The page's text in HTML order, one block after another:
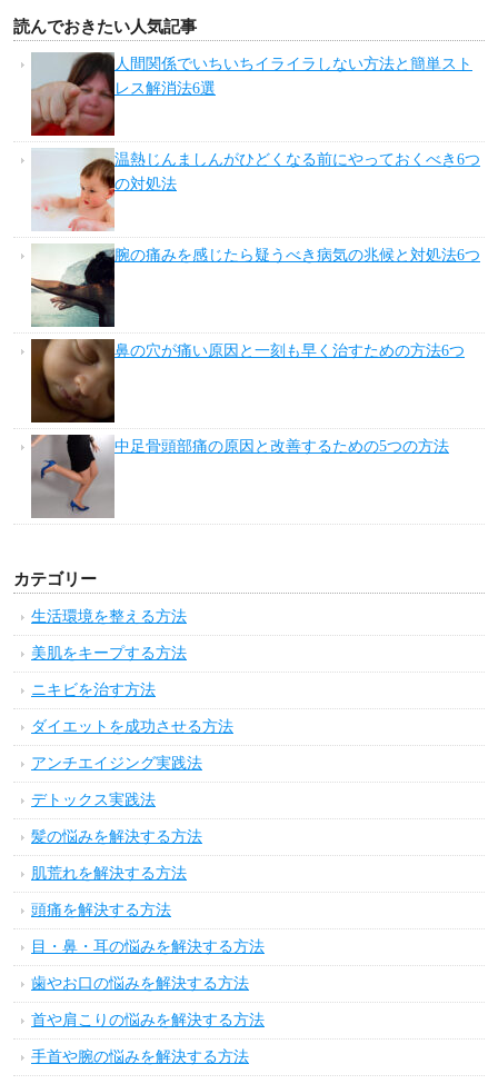
読んでおきたい人気記事
人間関係でいちいちイライラしない方法と簡単スト
レス解消法6選
温熱じんましんがひどくなる前にやっておくべき6つ
の対処法
腕の痛みを感じたら疑うべき病気の兆候と対処法6つ
鼻の穴が痛い原因と一刻も早く治すための方法6つ
中足骨頭部痛の原因と改善するための5つの方法
カテゴリー
生活環境を整える方法
美肌をキープする方法
ニキビを治す方法
ダイエットを成功させる方法
アンチエイジング実践法
デトックス実践法
髪の悩みを解決する方法
肌荒れを解決する方法
頭痛を解決する方法
目・鼻・耳の悩みを解決する方法
歯やお口の悩みを解決する方法
首や肩こりの悩みを解決する方法
手首や腕の悩みを解決する方法